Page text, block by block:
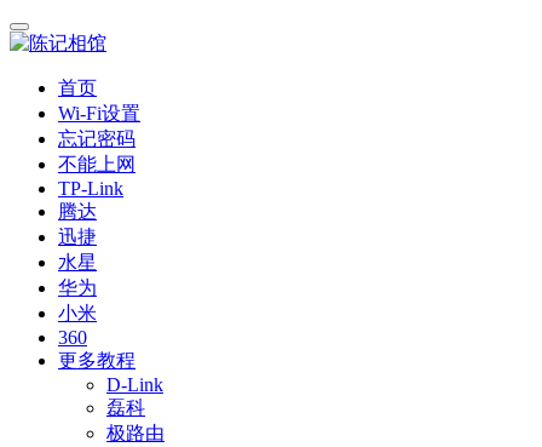
首页
Wi-Fi设置
忘记密码
不能上网
TP-Link
腾达
迅捷
水星
华为
小米
360
更多教程
D-Link
磊科
极路由